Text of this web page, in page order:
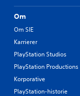
Om
Om SIE
Karrierer
PlayStation Studios
PlayStation Productions
Korporative
PlayStation-historie